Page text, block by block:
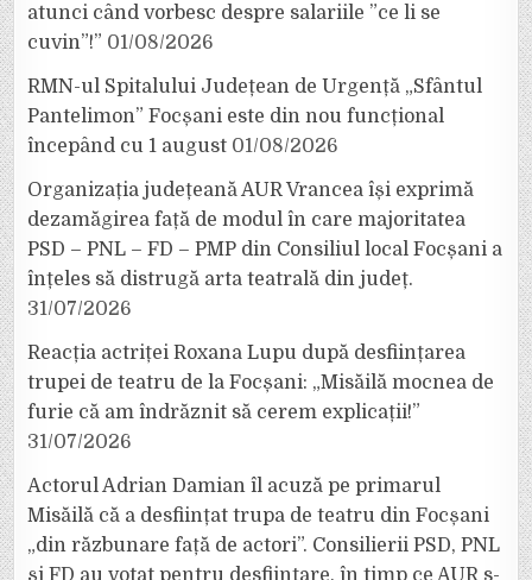
atunci când vorbesc despre salariile ”ce li se
cuvin”!” 01/08/2026
RMN-ul Spitalului Județean de Urgență „Sfântul
Pantelimon” Focșani este din nou funcțional
începând cu 1 august 01/08/2026
Organizația județeană AUR Vrancea își exprimă
dezamăgirea față de modul în care majoritatea
PSD – PNL – FD – PMP din Consiliul local Focșani a
înțeles să distrugă arta teatrală din județ.
31/07/2026
Reacția actriței Roxana Lupu după desființarea
trupei de teatru de la Focșani: „Misăilă mocnea de
furie că am îndrăznit să cerem explicații!”
31/07/2026
Actorul Adrian Damian îl acuză pe primarul
Misăilă că a desființat trupa de teatru din Focșani
„din răzbunare față de actori”. Consilierii PSD, PNL
și FD au votat pentru desființare, în timp ce AUR s-